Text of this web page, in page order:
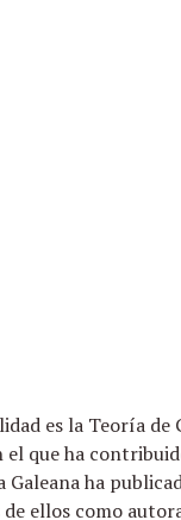
es la Teoría de
el que ha
ha
ellos como